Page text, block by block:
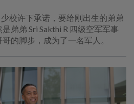
校许下承诺，要给刚出生的弟弟
弟弟 Sri Sakthi R 四级空军军事
的脚步，成为了一名军人。